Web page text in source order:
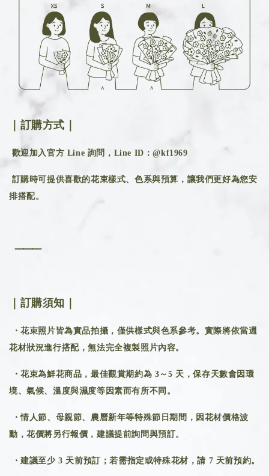
｜訂購方式｜
歡迎加入官方 Line 詢問，Line ID：@kf1969
訂購時可提供喜歡的花束樣式、色系與預算，讓我們更好為您安
排搭配。
⸻
｜訂購須知｜
・花束照片皆為實品拍攝，僅供樣式與色系參考。實際將依當週
花材狀況進行搭配，無法完全複製照片內容。
・花束為鮮花商品，最佳觀賞期約為 3～5 天，保存天數會因環
境、氣候、溫度與濕度等因素而有所不同。
・情人節、母親節、農曆新年等特殊節日期間，因花材價格波
動，花價將另行報價，建議提前詢問與預訂。
・建議至少 3 天前預訂；若需指定或特殊花材，請 7 天前預約。